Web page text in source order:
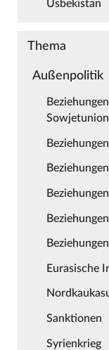
Usbekistan
Thema
Außenpolitik
Sowjetunion
Eurasische
Sanktionen
Syrienkrieg